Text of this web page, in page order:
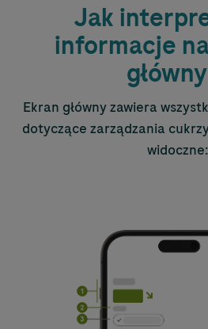
Jak
informacje
Ekran główny zawiera
dotyczące zarządzania
widoczne: